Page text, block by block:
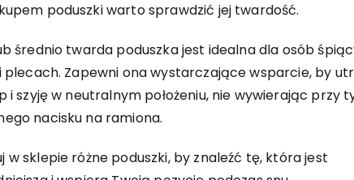
poduszki warto sprawdzić jej twardość.
średnio twarda poduszka jest idealna dla osób
plecach. Zapewni ona wystarczające wsparcie, by
i szyję w neutralnym położeniu, nie wywierając przy
nacisku na ramiona.
w sklepie różne poduszki, by znaleźć tę, która jest